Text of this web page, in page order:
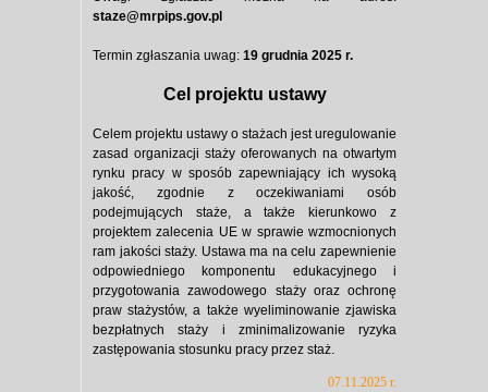
staze@mrpips.gov.pl
Termin zgłaszania uwag: 19 grudnia 2025 r.
Cel projektu ustawy
Celem projektu ustawy o stażach jest uregulowanie
zasad organizacji staży oferowanych na otwartym
rynku pracy w sposób zapewniający ich wysoką
jakość, zgodnie z oczekiwaniami osób
podejmujących staże, a także kierunkowo z
projektem zalecenia UE w sprawie wzmocnionych
ram jakości staży. Ustawa ma na celu zapewnienie
odpowiedniego komponentu edukacyjnego i
przygotowania zawodowego staży oraz ochronę
praw stażystów, a także wyeliminowanie zjawiska
bezpłatnych staży i zminimalizowanie ryzyka
zastępowania stosunku pracy przez staż.
07.11.2025 r.